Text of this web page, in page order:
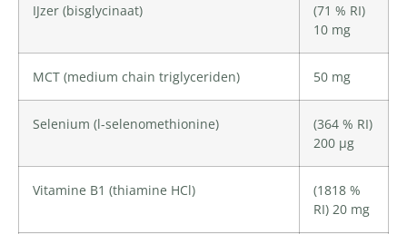
IJzer (bisglycinaat)
(71 % RI)
10 mg
MCT (medium chain triglyceriden) 50 mg
Selenium (l-selenomethionine)
(364 % RI)
200 µg
Vitamine B1 (thiamine HCl)
(1818 %
RI) 20 mg